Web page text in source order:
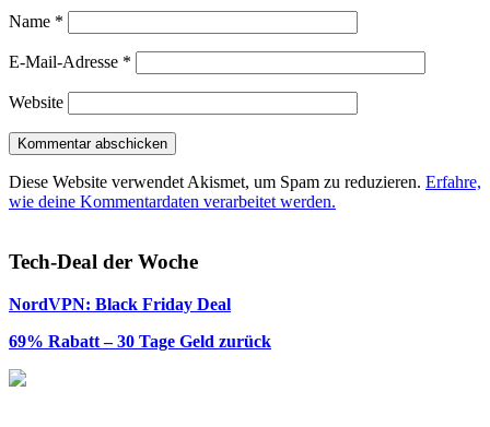
Name *
E-Mail-Adresse *
Website
Diese Website verwendet Akismet, um Spam zu reduzieren. Erfahre,
wie deine Kommentardaten verarbeitet werden.
Tech-Deal der Woche
NordVPN: Black Friday Deal
69% Rabatt – 30 Tage Geld zurück